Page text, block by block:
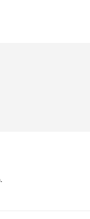
original und kommen